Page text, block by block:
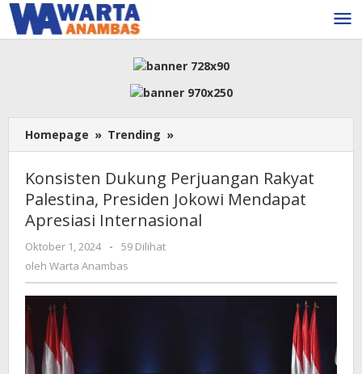
Lewati
ke
konten
Homepage » Trending »
Dukung
Rakyat
Palestina,
Presiden
Internasional
Konsisten Dukung Perjuangan Rakyat
Palestina, Presiden Jokowi Mendapat
Apresiasi Internasional
Oktober 1, 2024
oleh
Warta
-
59 Dilihat
oleh Warta Anambas